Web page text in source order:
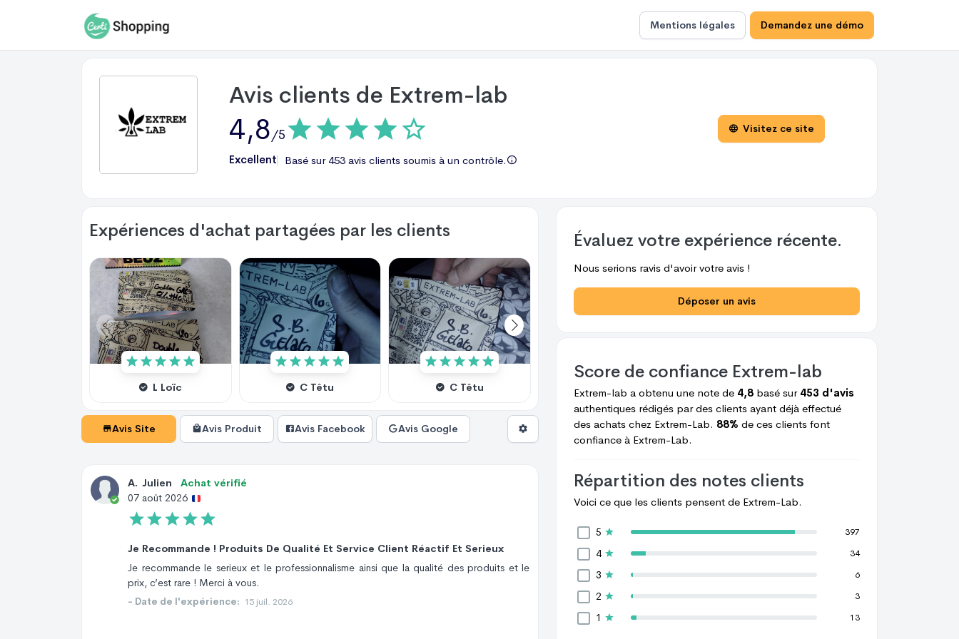
Mentions légales Demandez une démo
Avis clients de Extrem-lab
4,8/5
Excellent Basé sur 453 avis clients soumis à un contrôle.
Visitez ce site
Expériences d'achat partagées par les clients
L Loïc C Têtu C Têtu C Têtu C Têtu
Avis Site Avis Produit Avis Facebook Avis Google
A. Julien
Achat vérifié
07 août 2026
Je Recommande ! Produits De Qualité Et Service Client Réactif Et Serieux
Je recommande le serieux et le professionnalisme ainsi que la qualité des produits et le
prix, c’est rare ! Merci à vous.
- Date de l'expérience: 15 juil. 2026
Évaluez votre expérience récente.
Nous serions ravis d'avoir votre avis !
Déposer un avis
Score de confiance Extrem-lab
Extrem-lab a obtenu une note de 4,8 basé sur 453 d'avis
authentiques rédigés par des clients ayant déjà effectué
des achats chez Extrem-Lab. 88% de ces clients font
confiance à Extrem-Lab.
Répartition des notes clients
Voici ce que les clients pensent de Extrem-Lab.
5 397
4 34
3 6
2 3
1 13